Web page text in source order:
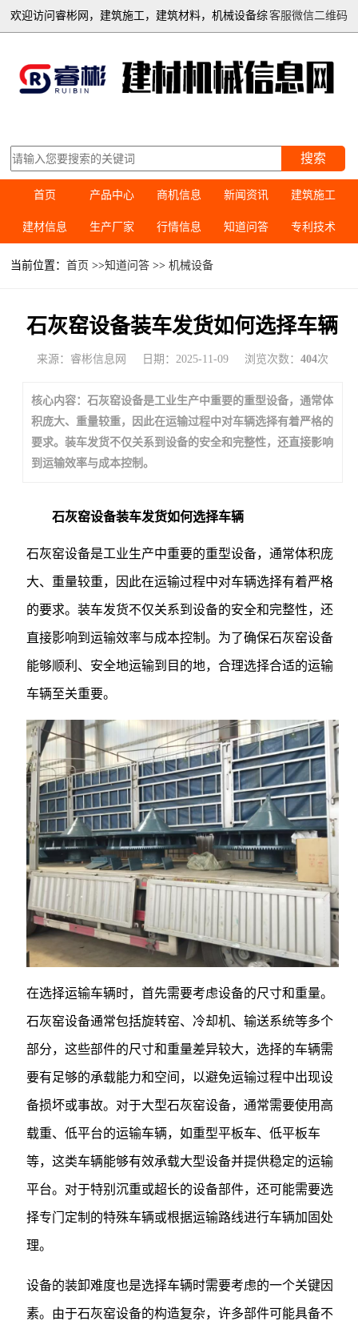
客服微信二维码
欢迎访问睿彬网，建筑施工，建筑材料，机械设备综
搜索
首页 产品中心 商机信息 新闻资讯 建筑施工
建材信息 生产厂家 行情信息 知道问答 专利技术
当前位置：首页 >>知道问答 >>机械设备
石灰窑设备装车发货如何选择车辆
来源：睿彬信息网 日期：2025-11-09 浏览次数： 404次
核心内容：石灰窑设备是工业生产中重要的重型设备，通常体
积庞大、重量较重，因此在运输过程中对车辆选择有着严格的
要求。装车发货不仅关系到设备的安全和完整性，还直接影响
到运输效率与成本控制。
石灰窑设备装车发货如何选择车辆
石灰窑设备是工业生产中重要的重型设备，通常体积庞
大、重量较重，因此在运输过程中对车辆选择有着严格
的要求。装车发货不仅关系到设备的安全和完整性，还
直接影响到运输效率与成本控制。为了确保石灰窑设备
能够顺利、安全地运输到目的地，合理选择合适的运输
车辆至关重要。
在选择运输车辆时，首先需要考虑设备的尺寸和重量。
石灰窑设备通常包括旋转窑、冷却机、输送系统等多个
部分，这些部件的尺寸和重量差异较大，选择的车辆需
要有足够的承载能力和空间，以避免运输过程中出现设
备损坏或事故。对于大型石灰窑设备，通常需要使用高
载重、低平台的运输车辆，如重型平板车、低平板车
等，这类车辆能够有效承载大型设备并提供稳定的运输
平台。对于特别沉重或超长的设备部件，还可能需要选
择专门定制的特殊车辆或根据运输路线进行车辆加固处
理。
设备的装卸难度也是选择车辆时需要考虑的一个关键因
素。由于石灰窑设备的构造复杂，许多部件可能具备不